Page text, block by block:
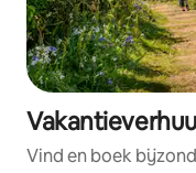
Vind en boek